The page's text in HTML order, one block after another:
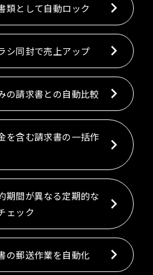
類として自動ロック
シ同封で売上アップ
の請求書との自動比較
を含む請求書の一括作
期間が異なる定期的な
ェック
の郵送作業を自動化